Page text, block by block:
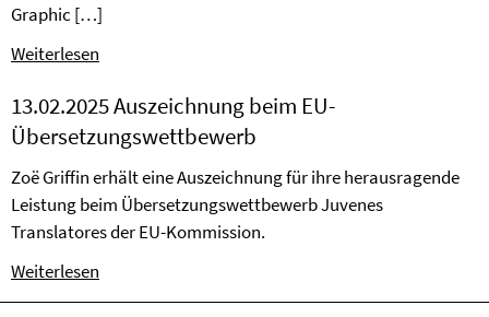
Graphic […]
Weiterlesen
13.02.2025 Auszeichnung beim EU-
Übersetzungswettbewerb
Zoë Griffin erhält eine Auszeichnung für ihre herausragende
Leistung beim Übersetzungswettbewerb Juvenes
Translatores der EU-Kommission.
Weiterlesen